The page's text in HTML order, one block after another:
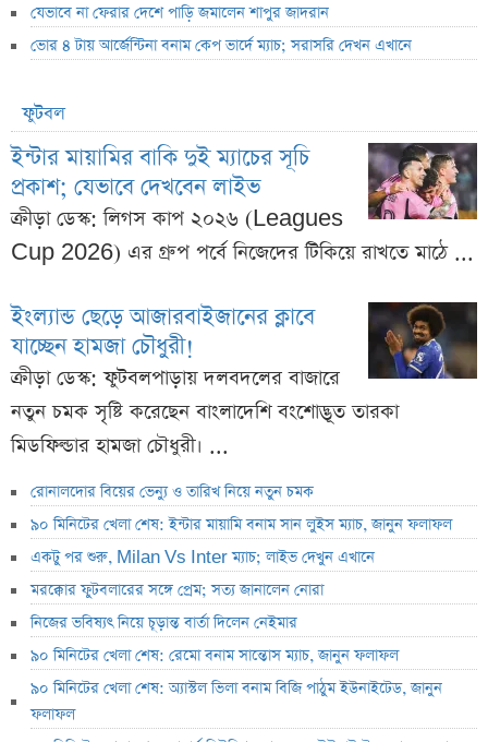
যেভাবে না ফেরার দেশে পাড়ি জমালেন শাপুর জাদরান
ভোর ৪ টায় আর্জেন্টিনা বনাম কেপ ভার্দে ম্যাচ; সরাসরি দেখন এখানে
ফুটবল
ইন্টার মায়ামির বাকি দুই ম্যাচের সূচি
প্রকাশ; যেভাবে দেখবেন লাইভ
ক্রীড়া ডেস্ক: লিগস কাপ ২০২৬ (Leagues
Cup 2026) এর গ্রুপ পর্বে নিজেদের টিকিয়ে রাখতে মাঠে ...
ইংল্যান্ড ছেড়ে আজারবাইজানের ক্লাবে
যাচ্ছেন হামজা চৌধুরী!
ক্রীড়া ডেস্ক: ফুটবলপাড়ায় দলবদলের বাজারে
নতুন চমক সৃষ্টি করেছেন বাংলাদেশি বংশোদ্ভূত তারকা
মিডফিল্ডার হামজা চৌধুরী। ...
রোনালদোর বিয়ের ভেন্যু ও তারিখ নিয়ে নতুন চমক
৯০ মিনিটের খেলা শেষ: ইন্টার মায়ামি বনাম সান লুইস ম্যাচ, জানুন ফলাফল
একটু পর শুরু, Milan Vs Inter ম্যাচ; লাইভ দেখুন এখানে
মরক্কোর ফুটবলারের সঙ্গে প্রেম; সত্য জানালেন নোরা
নিজের ভবিষ্যৎ নিয়ে চূড়ান্ত বার্তা দিলেন নেইমার
৯০ মিনিটের খেলা শেষ: রেমো বনাম সান্তোস ম্যাচ, জানুন ফলাফল
৯০ মিনিটের খেলা শেষ: অ্যাস্টল ভিলা বনাম বিজি পাঠুম ইউনাইটেড, জানুন
ফলাফল